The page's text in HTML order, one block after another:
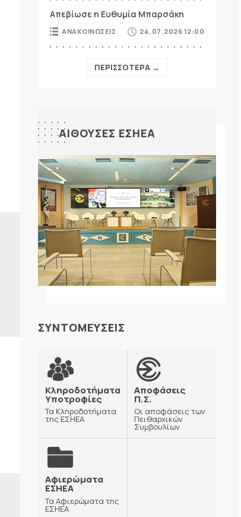
Απεβίωσε η Ευθυμία Μπαρσάκη
ΑΝΑΚΟΙΝΩΣΕΙΣ 24.07.2026 12:00
ΠΕΡΙΣΣΟΤΕΡΑ →
ΑΙΘΟΥΣΕΣ ΕΣΗΕΑ
ΣΥΝΤΟΜΕΥΣΕΙΣ
Κληροδοτήματα
Υποτροφίες
Τα Κληροδοτήματα
της ΕΣΗΕΑ
Αποφάσεις
Π.Σ.
Οι αποφάσεις των
Πειθαρχικών
Συμβουλίων
Αφιερώματα
ΕΣΗΕΑ
Τα Αφιερώματα της
ΕΣΗΕΑ